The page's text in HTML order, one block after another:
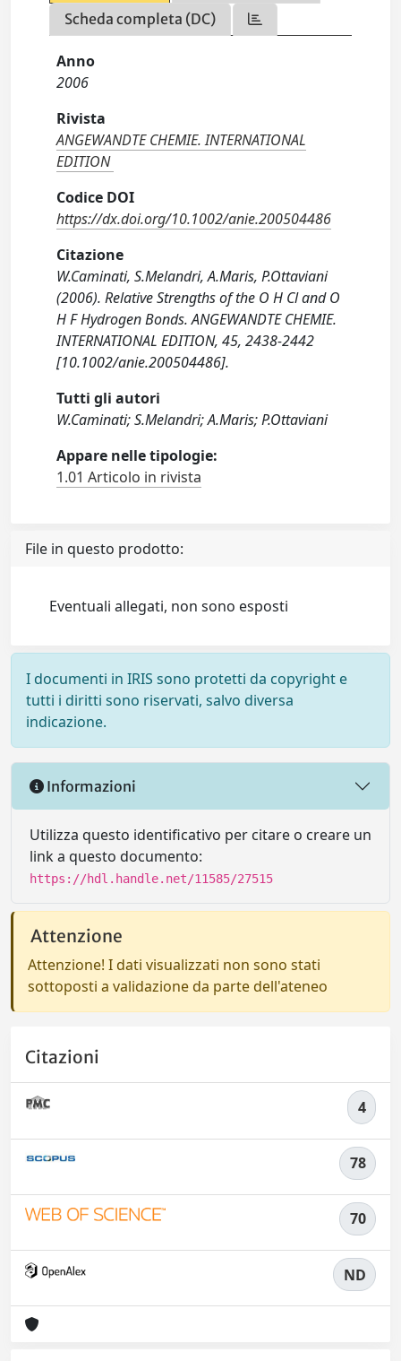
Scheda completa (DC)
Anno
2006
Rivista
ANGEWANDTE CHEMIE. INTERNATIONAL
EDITION
Codice DOI
https://dx.doi.org/10.1002/anie.200504486
Citazione
W.Caminati, S.Melandri, A.Maris, P.Ottaviani
(2006). Relative Strengths of the O H Cl and O
H F Hydrogen Bonds. ANGEWANDTE CHEMIE.
INTERNATIONAL EDITION, 45, 2438-2442
[10.1002/anie.200504486].
Tutti gli autori
W.Caminati; S.Melandri; A.Maris; P.Ottaviani
Appare nelle tipologie:
1.01 Articolo in rivista
File in questo prodotto:
Eventuali allegati, non sono esposti
I documenti in IRIS sono protetti da copyright e
tutti i diritti sono riservati, salvo diversa
indicazione.
Informazioni
Utilizza questo identificativo per citare o creare un
link a questo documento:
https://hdl.handle.net/11585/27515
Attenzione
Attenzione! I dati visualizzati non sono stati
sottoposti a validazione da parte dell'ateneo
Citazioni
4
78
70
ND